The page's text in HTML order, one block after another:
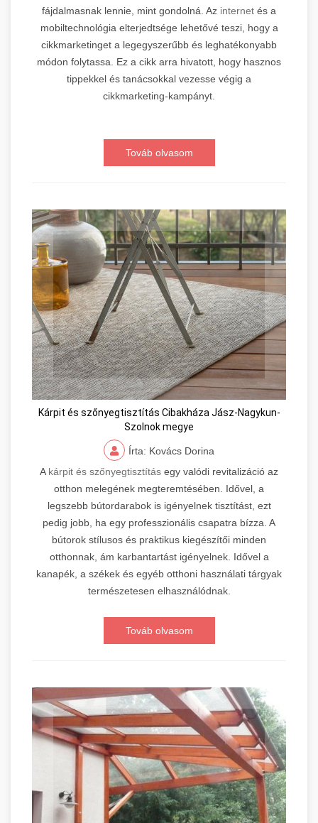
fájdalmasnak lennie, mint gondolná. Az internet és a
mobiltechnológia elterjedtsége lehetővé teszi, hogy a
cikkmarketinget a legegyszerűbb és leghatékonyabb
módon folytassa. Ez a cikk arra hivatott, hogy hasznos
tippekkel és tanácsokkal vezesse végig a
cikkmarketing-kampányt.
Továb olvasom
Kárpit és szőnyegtisztítás Cibakháza Jász-Nagykun-
Szolnok megye
Írta: Kovács Dorina
A kárpit és szőnyegtisztítás egy valódi revitalizáció az
otthon melegének megteremtésében. Idővel, a
legszebb bútordarabok is igényelnek tisztítást, ezt
pedig jobb, ha egy professzionális csapatra bízza. A
bútorok stílusos és praktikus kiegészítői minden
otthonnak, ám karbantartást igényelnek. Idővel a
kanapék, a székek és egyéb otthoni használati tárgyak
természetesen elhasználódnak.
Továb olvasom